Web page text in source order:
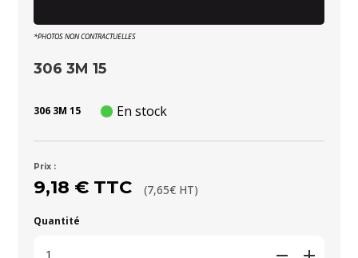
*PHOTOS NON CONTRACTUELLES
306 3M 15
306 3M 15 En stock
Prix :
9,18 € TTC (7,65€ HT)
Quantité